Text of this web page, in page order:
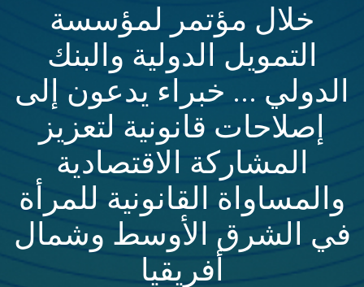
خلال مؤتمر لمؤسسة
التمويل الدولية والبنك
الدولي ... خبراء يدعون إلى
إصلاحات قانونية لتعزيز
المشاركة الاقتصادية
والمساواة القانونية للمرأة
في الشرق الأوسط وشمال
أفريقيا